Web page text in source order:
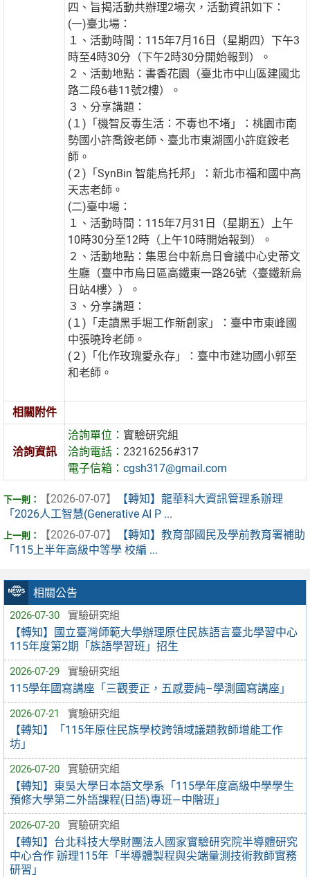
相關公告
2026-07-30 實驗研究組
【轉知】國立臺灣師範大學辦理原住民族語言臺北學習中心
115年度第2期「族語學習班」招生
2026-07-29 實驗研究組
115學年國寫講座「三觀要正，五感要純–學測國寫講座」
2026-07-21 實驗研究組
【轉知】「115年原住民族學校跨領域議題教師增能工作
坊」
2026-07-20 實驗研究組
【轉知】東吳大學日本語文學系「115學年度高級中學學生
預修大學第二外語課程(日語)專班—中階班」
2026-07-20 實驗研究組
【轉知】台北科技大學財團法人國家實驗研究院半導體研究
中心合作 辦理115年「半導體製程與尖端量測技術教師實務
研習」
四、旨揭活動共辦理2場次，活動資訊如下：
(一)臺北場：
１、活動時間：115年7月16日（星期四）下午3
時至4時30分（下午2時30分開始報到）。
２、活動地點：書香花園（臺北市中山區建國北
路二段6巷11號2樓）。
３、分享講題：
(１)「機智反毒生活：不毒也不堵」：桃園市南
勢國小許喬銨老師、臺北市東湖國小許庭銨老
師。
(２)「SynBin 智能烏托邦」：新北市福和國中高
天志老師。
(二)臺中場：
１、活動時間：115年7月31日（星期五）上午
10時30分至12時（上午10時開始報到）。
２、活動地點：集思台中新烏日會議中心史蒂文
生廳（臺中市烏日區高鐵東一路26號〈臺鐵新烏
日站4樓〉）。
３、分享講題：
(１)「走讀黑手堀工作新創家」：臺中市東峰國
中張曉玲老師。
(２)「化作玫瑰愛永存」：臺中市建功國小郭至
和老師。
相關附件
洽詢資訊
洽詢單位：實驗研究組
洽詢電話：23216256#317
電子信箱：cgsh317@gmail.com
【2026-07-07】
【轉知】龍華科大資訊管理系辦理
「2026人工智慧(Generative AI P ...
【2026-07-07】
【轉知】教育部國民及學前教育署補助
「115上半年高級中等學 校編 ...